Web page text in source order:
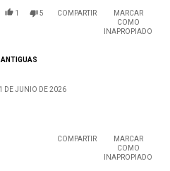
1 5 COMPARTIR
MARCAR
COMO
INAPROPIADO
1 DE JUNIO DE 2026
COMPARTIR
MARCAR
COMO
INAPROPIADO